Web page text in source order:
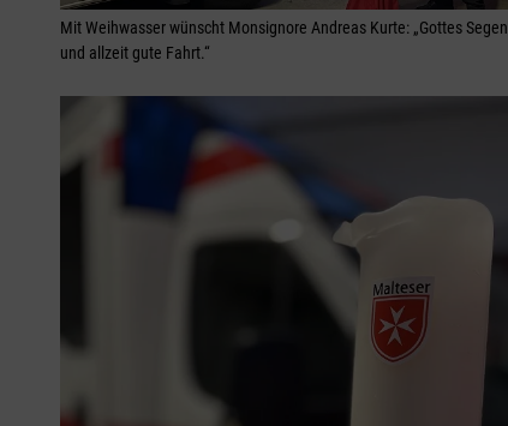
Mit Weihwasser wünscht Monsignore Andreas Kurte: „Gottes Segen
und allzeit gute Fahrt.“